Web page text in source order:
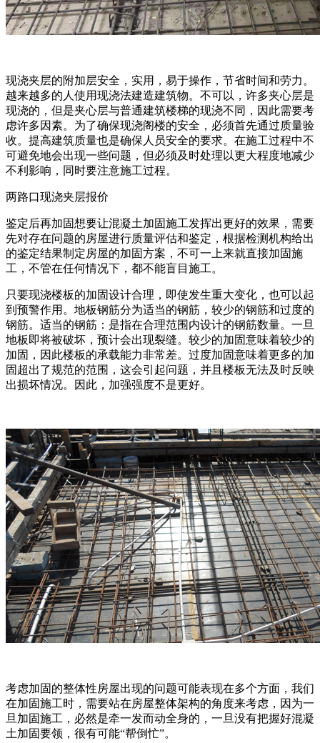
现浇夹层的附加层安全，实用，易于操作，节省时间和劳力。
越来越多的人使用现浇法建造建筑物。不可以，许多夹心层是
现浇的，但是夹心层与普通建筑楼梯的现浇不同，因此需要考
虑许多因素。为了确保现浇阁楼的安全，必须首先通过质量验
收。提高建筑质量也是确保人员安全的要求。在施工过程中不
可避免地会出现一些问题，但必须及时处理以更大程度地减少
不利影响，同时要注意施工过程。
两路口现浇夹层报价
鉴定后再加固想要让混凝土加固施工发挥出更好的效果，需要
先对存在问题的房屋进行质量评估和鉴定，根据检测机构给出
的鉴定结果制定房屋的加固方案，不可一上来就直接加固施
工，不管在任何情况下，都不能盲目施工。
只要现浇楼板的加固设计合理，即使发生重大变化，也可以起
到预警作用。地板钢筋分为适当的钢筋，较少的钢筋和过度的
钢筋。适当的钢筋：是指在合理范围内设计的钢筋数量。一旦
地板即将被破坏，预计会出现裂缝。较少的加固意味着较少的
加固，因此楼板的承载能力非常差。过度加固意味着更多的加
固超出了规范的范围，这会引起问题，并且楼板无法及时反映
出损坏情况。因此，加强强度不是更好。
考虑加固的整体性房屋出现的问题可能表现在多个方面，我们
在加固施工时，需要站在房屋整体架构的角度来考虑，因为一
旦加固施工，必然是牵一发而动全身的，一旦没有把握好混凝
土加固要领，很有可能“帮倒忙”。